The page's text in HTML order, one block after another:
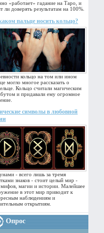
«работает» гадание на Таро, и
ли доверять результатам на 100%.
пальце носить кольцо?
кольцо на том или ином
могло многое рассказать о
Кольцо считали магическим
и придавали ему огромное
символы в любовной
- всего лишь за тремя
знаков - стоит целый мир -
магии и истории. Малейшее
в этот мир приводит к
наблюдениям и
открытиям.
Опрос